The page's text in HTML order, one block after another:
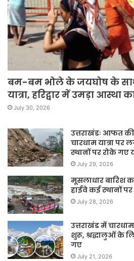
बम-बम भोले के जयघोष के
यात्रा, हरिद्वार में उमड़ा आस्था
July 30, 2026
उत्तराखंडः आफत
चारधाम यात्रा पर
स्थानों पर रोके गए
July 29, 2026
मूसलाधार बारिश
हाईवे कई स्थानों पर
July 28, 2026
उत्तराखंड में
शुरू, श्रद्धालुओं के
गए
July 21, 2026